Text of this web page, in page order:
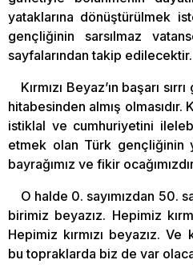
yataklarına dönüştürülmek
gençliğinin sarsılmaz
sayfalarından takip edilecektir.
Kırmızı Beyaz’ın başarı
hitabesinden almış olmasıdır.
istiklal ve cumhuriyetini
etmek olan Türk gençliğinin
bayrağımız ve fikir
O halde 0. sayımızdan 50.
birimiz beyazız. Hepimiz
Hepimiz kırmızı beyazız. Ve
bu topraklarda biz de var